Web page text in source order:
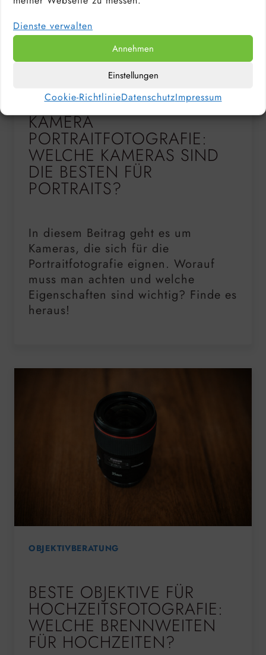
Dienste verwalten
Annehmen
Einstellungen
Cookie-RichtlinieDatenschutzImpressum
KAMERA KAUFBERATUNG
KAMERA
PORTRAITFOTOGRAFIE:
WELCHE KAMERAS SIND
DIE BESTEN FÜR
PORTRAITS?
In diesem Beitrag geht es um
Kameras, die sich für die
Portraitfotografie eignen. Worauf
muss man achten und welche
Eigenschaften sind wichtig? Finde es
heraus!
OBJEKTIVBERATUNG
BESTE OBJEKTIVE FÜR
HOCHZEITSFOTOGRAFIE:
WELCHE BRENNWEITEN
FÜR HOCHZEITEN?